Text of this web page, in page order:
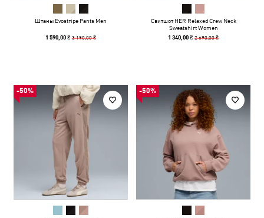
Штаны Evostripe Pants Men
1 590,00 ₴3 190,00 ₴
Свитшот HER Relaxed Crew Neck
Sweatshirt Women
1 340,00 ₴2 690,00 ₴
-50% -50%